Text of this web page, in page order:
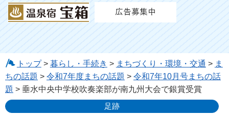
トップ> 暮らし・手続き > まちづくり・環境・交通 > ま
ちの話題 > 令和7年度まちの話題 > 令和7年10月号まちの話
題 > 垂水中央中学校吹奏楽部が南九州大会で銀賞受賞
足跡